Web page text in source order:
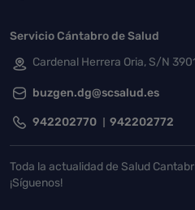
Servicio Cántabro de Salud
Cardenal Herrera Oria, S/N
buzgen.dg@scsalud.es
942202770 942202772
Toda la actualidad de Salud
¡Síguenos!